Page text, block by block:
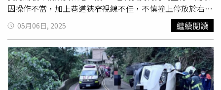
因操作不當，加上巷道狹窄視線不佳，不慎撞上停放於右側
的路邊車輛，導致自車失控翻覆，巨大聲響驚動周邊住戶，
隨即報警處理。新北市消防局獲報後迅速派遣救護人員到
護車送往新店耕莘醫院接受治療，所幸無生命危險，吳男則
表示身體無大礙，當場婉拒送醫，警方對吳男進行酒測，結
果顯示無酒精反應，排除酒駕可能。目前翻覆車輛已由拖吊
05月06日, 2025 繼續閱讀